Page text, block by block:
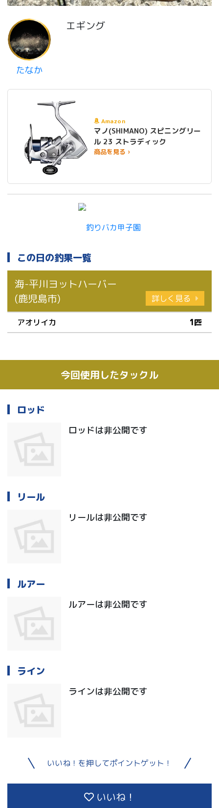
たなか
エギング
Amazon
マノ(SHIMANO) スピニングリー
ル 23 ストラディック
商品を見る ›
この日の釣果一覧
海-平川ヨットハーバー
(鹿児島市)
詳しく見る
アオリイカ 1匹
今回使用したタックル
ロッド
ロッドは非公開です
リール
リールは非公開です
ルアー
ルアーは非公開です
ライン
ラインは非公開です
いいね！を押してポイントゲット！
いいね！